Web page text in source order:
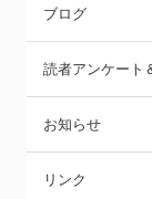
ブログ
読者アンケート
お知らせ
リンク